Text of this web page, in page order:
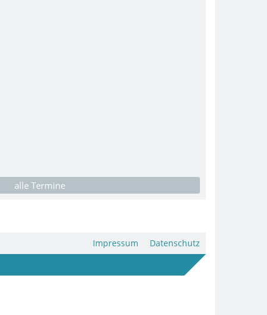
alle Termine
Impressum
Datenschutz